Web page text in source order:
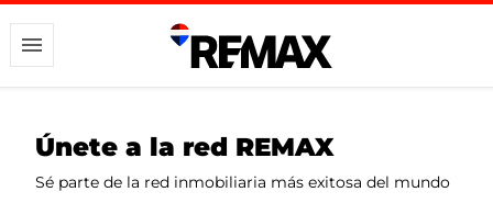
Únete a la red REMAX
Sé parte de la red inmobiliaria más exitosa del mundo